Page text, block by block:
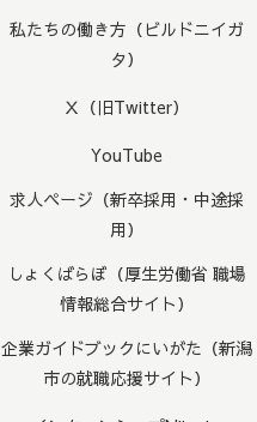
私たちの働き方（ビルドニイガ
タ）
Ｘ（旧Twitter）
YouTube
求人ページ（新卒採用・中途採
用）
しょくばらぼ（厚生労働省 職場
情報総合サイト）
企業ガイドブックにいがた（新潟
市の就職応援サイト）